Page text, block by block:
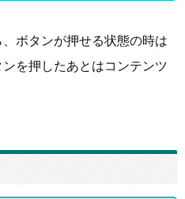
ボタンが押せる状態の時は
を押したあとはコンテンツ